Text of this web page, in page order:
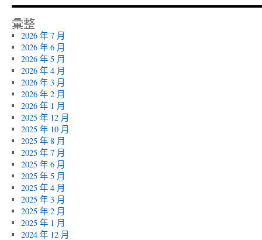
彙整
2026 年 7 月
2026 年 6 月
2026 年 5 月
2026 年 4 月
2026 年 3 月
2026 年 2 月
2026 年 1 月
2025 年 12 月
2025 年 10 月
2025 年 8 月
2025 年 7 月
2025 年 6 月
2025 年 5 月
2025 年 4 月
2025 年 3 月
2025 年 2 月
2025 年 1 月
2024 年 12 月